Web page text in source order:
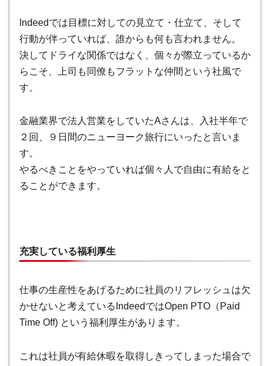
Indeedでは目標に対しての見立て・仕立て、そして
行動が伴っていれば、誰からも何も言われません。
決してドライな関係ではなく、個々が際立っているか
らこそ、上司も同僚もフラットな仲間という社風で
す。
金融業界で法人営業をしていたAさんは、入社半年で
２回、９日間のニューヨーク旅行にいったと言いま
す。
やるべきことをやっていれば個々人で自由に有給をと
ることができます。
充実している福利厚生
仕事の生産性をあげるために社員のリフレッシュは欠
かせないと考えているIndeedではOpen PTO（Paid
Time Off) という福利厚生があります。
これは社員が有給休暇を取得しきってしまった場合で